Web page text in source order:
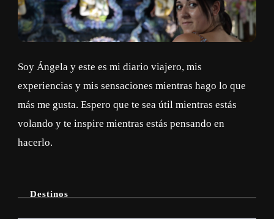
Soy Ángela y este es mi diario viajero, mis
experiencias y mis sensaciones mientras hago lo que
más me gusta. Espero que te sea útil mientras estás
volando y te inspire mientras estás pensando en
hacerlo.
Destinos